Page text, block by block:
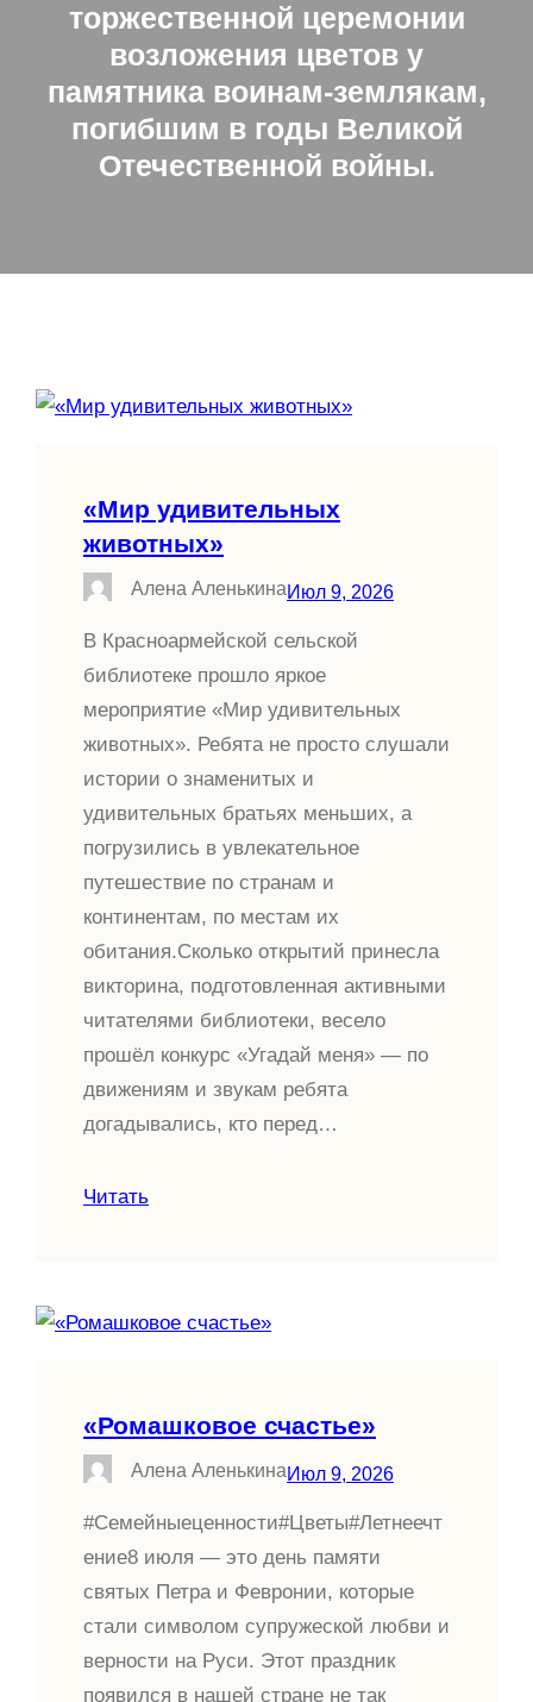
торжественной церемонии
возложения цветов у
памятника воинам-землякам,
погибшим в годы Великой
Отечественной войны.
«Мир удивительных
животных»
Алена АленькинаИюл 9, 2026
В Красноармейской сельской
библиотеке прошло яркое
мероприятие «Мир удивительных
животных». Ребята не просто слушали
истории о знаменитых и
удивительных братьях меньших, а
погрузились в увлекательное
путешествие по странам и
континентам, по местам их
обитания.Сколько открытий принесла
викторина, подготовленная активными
читателями библиотеки, весело
прошёл конкурс «Угадай меня» — по
движениям и звукам ребята
догадывались, кто перед…
Читать
«Ромашковое счастье»
Алена АленькинаИюл 9, 2026
#Семейныеценности#Цветы#Летнеечт
ение8 июля — это день памяти
святых Петра и Февронии, которые
стали символом супружеской любви и
верности на Руси. Этот праздник
появился в нашей стране не так